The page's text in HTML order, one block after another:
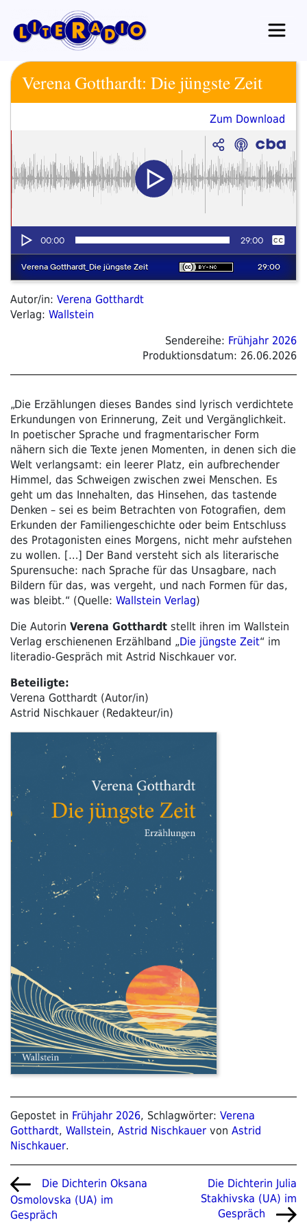
Inhalt
springen
Verena Gotthardt: Die jüngste Zeit
Zum Download
Autor/in: Verena Gotthardt
Verlag: Wallstein
Sendereihe: Frühjahr 2026
Produktionsdatum: 26.06.2026
„Die Erzählungen dieses Bandes sind lyrisch verdichtete
Erkundungen von Erinnerung, Zeit und Vergänglichkeit.
In poetischer Sprache und fragmentarischer Form
nähern sich die Texte jenen Momenten, in denen sich die
Welt verlangsamt: ein leerer Platz, ein aufbrechender
Himmel, das Schweigen zwischen zwei Menschen. Es
geht um das Innehalten, das Hinsehen, das tastende
Denken – sei es beim Betrachten von Fotografien, dem
Erkunden der Familiengeschichte oder beim Entschluss
des Protagonisten eines Morgens, nicht mehr aufstehen
zu wollen. […] Der Band versteht sich als literarische
Spurensuche: nach Sprache für das Unsagbare, nach
Bildern für das, was vergeht, und nach Formen für das,
was bleibt.“ (Quelle: Wallstein Verlag)
Die Autorin Verena Gotthardt stellt ihren im Wallstein
Verlag erschienenen Erzählband „Die jüngste Zeit“ im
literadio-Gespräch mit Astrid Nischkauer vor.
Beteiligte:
Verena Gotthardt (Autor/in)
Astrid Nischkauer (Redakteur/in)
Gepostet in Frühjahr 2026, Schlagwörter: Verena
Gotthardt, Wallstein, Astrid Nischkauer von Astrid
Nischkauer.
Beitragsnavigation
Vorheriger
Beitrag
Die Dichterin Oksana
Osmolovska (UA) im
Gespräch
Nächster
Beitrag
Die Dichterin Julia
Stakhivska (UA) im
Gespräch